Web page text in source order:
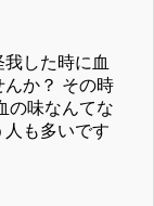
した時に血
んか？ その時
の味なんてな
人も多いです